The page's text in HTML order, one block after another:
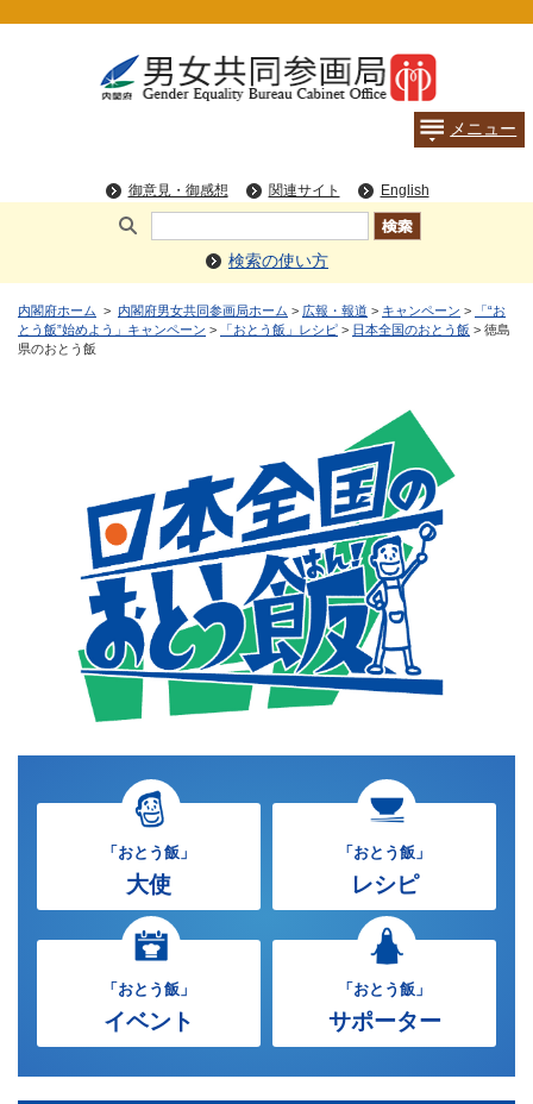
検索の使い方
内閣府ホーム > 内閣府男女共同参画局ホーム > 広報・報道 > キャンペーン >
「“お
とう飯”始めよう」キャンペーン > 「おとう飯」レシピ > 日本全国のおとう飯 > 徳島
県のおとう飯
「おとう飯」
大使
「おとう飯」
レシピ
「おとう飯」
イベント
「おとう飯」
サポーター